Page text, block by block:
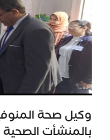
وكيل صحة
بالمنشأت الصحية